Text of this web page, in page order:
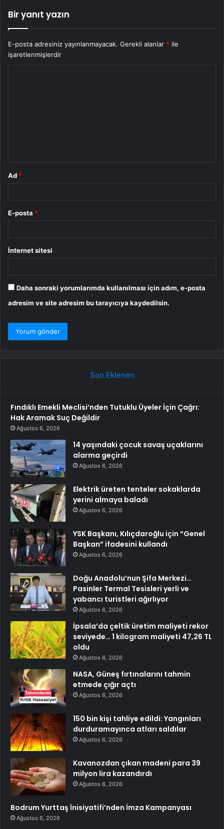
Bir yanıt yazın
E-posta adresiniz yayınlanmayacak. Gerekli alanlar * ile
işaretlenmişlerdir
Ad *
E-posta *
İnternet sitesi
Daha sonraki yorumlarımda kullanılması için adım, e-posta
adresim ve site adresim bu tarayıcıya kaydedilsin.
Son Eklenen
Fındıklı Emekli Meclisi’nden Tutuklu Üyeler İçin Çağrı:
Hak Aramak Suç Değildir
Ağustos 6, 2026
14 yaşındaki çocuk savaş uçaklarını
alarma geçirdi
Ağustos 6, 2026
Elektrik üreten tenteler sokaklarda
yerini almaya baladı
Ağustos 6, 2026
YSK Başkanı, Kılıçdaroğlu için “Genel
Başkan” ifadesini kullandı
Ağustos 6, 2026
Doğu Anadolu’nun Şifa Merkezi…
Pasinler Termal Tesisleri yerli ve
yabancı turistleri ağırlıyor
Ağustos 6, 2026
İpsala’da çeltik üretim maliyeti rekor
seviyede… 1 kilogram maliyeti 47,26 TL
oldu
Ağustos 6, 2026
NASA, Güneş fırtınalarını tahmin
etmede çığır açtı
Ağustos 6, 2026
150 bin kişi tahliye edildi: Yangınları
durduramayınca atları saldılar
Ağustos 6, 2026
Kavanozdan çıkan madeni para 39
milyon lira kazandırdı
Ağustos 6, 2026
Bodrum Yurttaş İnisiyatifi’nden İmza Kampanyası
Ağustos 6, 2026